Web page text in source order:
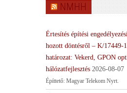
NMHH
Értesítés építési
hozott döntésről – K/17449-
határozat: Vekerd, GPON
hálózatfejlesztés 2026-08-07
Építtető: Magyar Telekom Nyrt.